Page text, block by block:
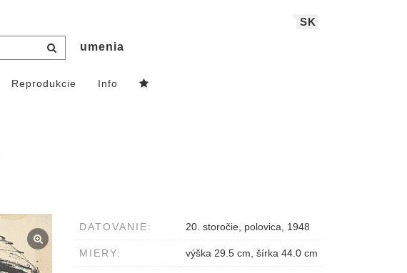
SK
umenia
Reprodukcie Info
DATOVANIE: 20. storočie, polovica, 1948
MIERY: výška 29.5 cm, šírka 44.0 cm